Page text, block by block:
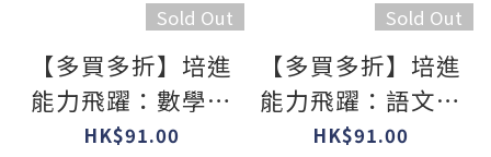
Sold Out
【多買多折】培進
能力飛躍：數學重
點特訓 P1
HK$91.00
Sold Out
【多買多折】培進
能力飛躍：語文基
礎特訓 P1
HK$91.00